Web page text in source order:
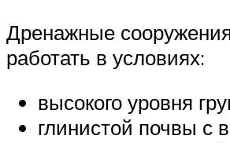
Дренажные
работать в условиях:
высокого уровня
глинистой почвы с